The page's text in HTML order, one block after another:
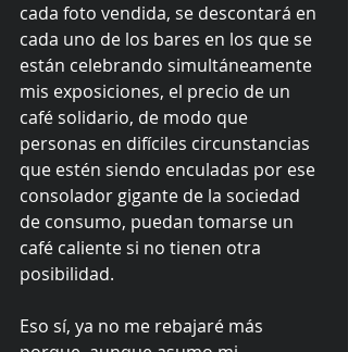
cada foto vendida, se descontará en
cada uno de los bares en los que se
están celebrando simultáneamente
mis exposiciones, el precio de un
café solidario, de modo que
personas en difíciles circunstancias
que estén siendo enculadas por ese
consolador gigante de la sociedad
de consumo, puedan tomarse un
café caliente si no tienen otra
posibilidad.
Eso sí, ya no me rebajaré más